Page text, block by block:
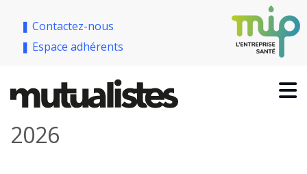
❚ Contactez-nous
❚ Espace adhérents
2026